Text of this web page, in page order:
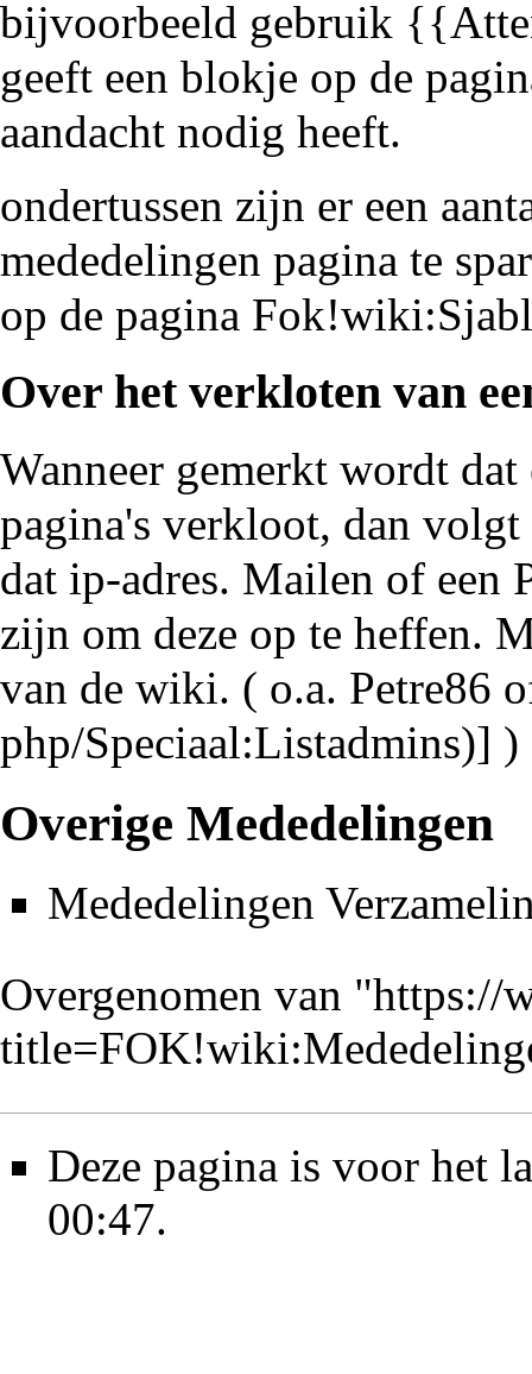
bijvoorbeeld gebruik
geeft een blokje op de
aandacht nodig heeft.
ondertussen zijn er een
mededelingen pagina te
op de pagina
Over het verkloten van
Wanneer gemerkt wordt
pagina's verkloot, dan volgt
dat ip-adres. Mailen of een
zijn om deze op te heffen.
van de wiki. ( o.a. Petre86
] )
Overige Mededelingen
Mededelingen
Overgenomen van "https://
Deze pagina is voor het
00:47.